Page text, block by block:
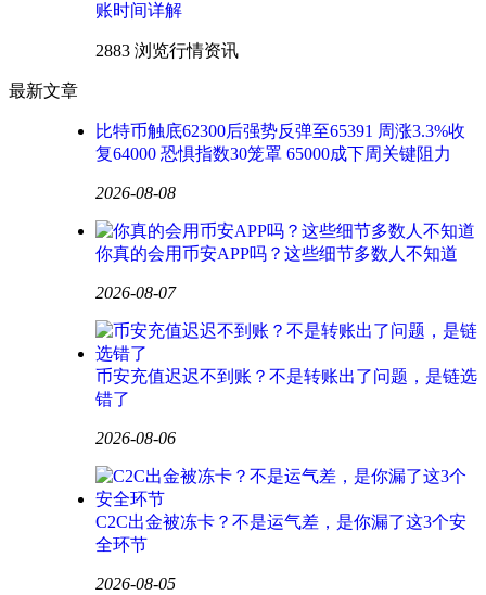
账时间详解
2883 浏览行情资讯
最新文章
比特币触底62300后强势反弹至65391 周涨3.3%收
复64000 恐惧指数30笼罩 65000成下周关键阻力
2026-08-08
你真的会用币安APP吗？这些细节多数人不知道
2026-08-07
币安充值迟迟不到账？不是转账出了问题，是链选
错了
2026-08-06
C2C出金被冻卡？不是运气差，是你漏了这3个安
全环节
2026-08-05